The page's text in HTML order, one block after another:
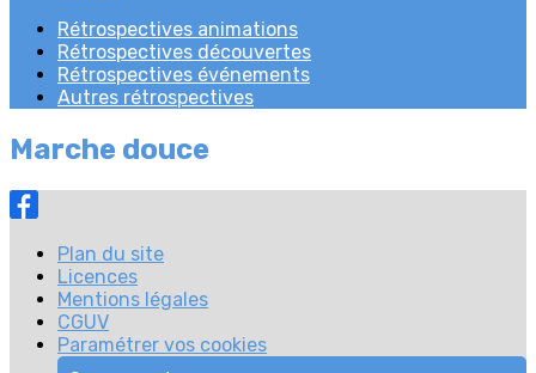
Rétrospectives animations
Rétrospectives découvertes
Rétrospectives événements
Autres rétrospectives
Marche douce
Plan du site
Licences
Mentions légales
CGUV
Paramétrer vos cookies